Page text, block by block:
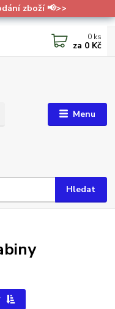
zboží 📢>>
Menu
Hledat
0 ks
za 0 Kč